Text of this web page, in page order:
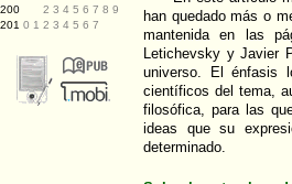
han quedado más o
mantenida en las
Letichevsky y Javier
universo. El énfasis
científicos del tema,
filosófica, para las
ideas que su
determinado.